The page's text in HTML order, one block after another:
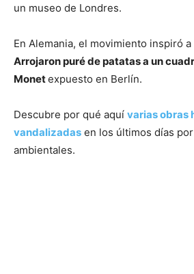
un museo de Londres.
En Alemania, el movimiento inspiró
Arrojaron puré de patatas a un
Monetexpuesto en Berlín.
Descubre por qué aquí varias obras
vandalizadas en los últimos días
ambientales.